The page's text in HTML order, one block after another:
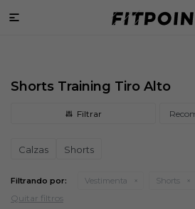

Shorts Training Tiro Alto
Calzas Shorts
Filtrando por: Vestimenta Shorts
Quitar filtros